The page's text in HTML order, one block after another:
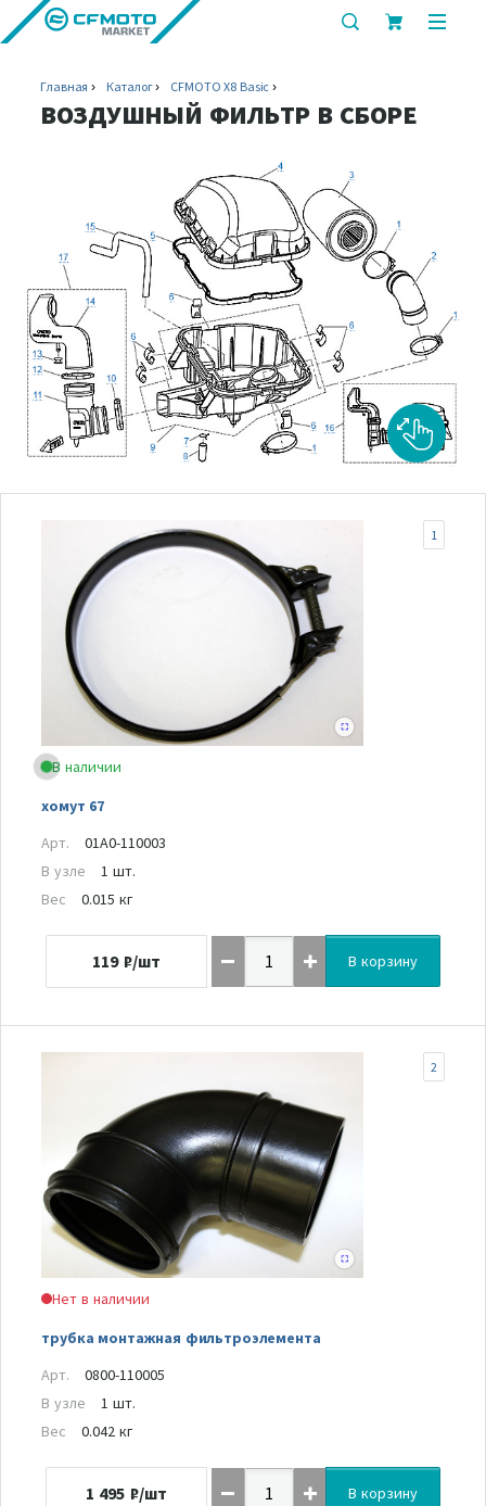
показать
поиска
Главная Каталог CFMOTO X8 Basic
ВОЗДУШНЫЙ ФИЛЬТР В СБОРЕ
В наличии
хомут 67
1
Арт.
01A0-110003
В узле
1 шт.
Вес
0.015 кг
119 ₽/шт В корзину
Нет в наличии
трубка монтажная фильтроэлемента
2
Арт.
0800-110005
В узле
1 шт.
Вес
0.042 кг
1 495 ₽/шт В корзину